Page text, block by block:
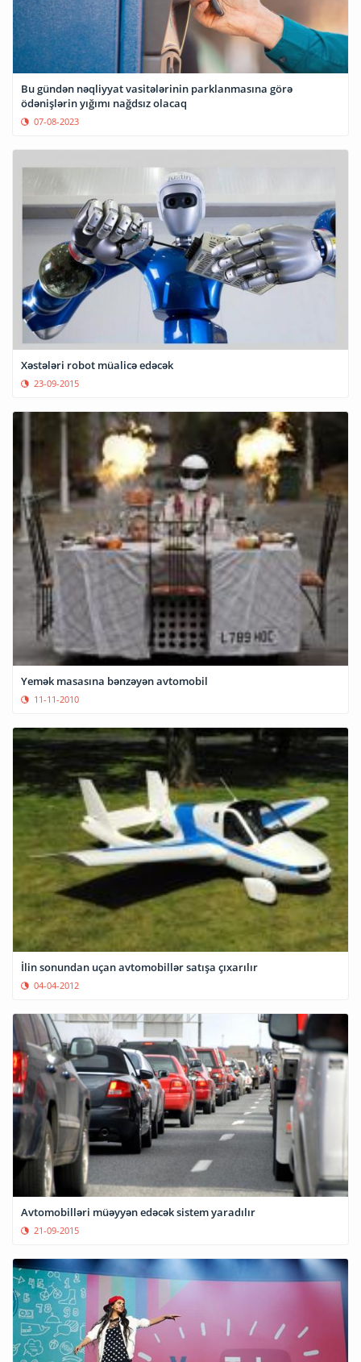
Bu gündən nəqliyyat vasitələrinin parklanmasına görə
ödənişlərin yığımı nağdsız olacaq
07-08-2023
Xəstələri robot müalicə edəcək
23-09-2015
Yemək masasına bənzəyən avtomobil
11-11-2010
İlin sonundan uçan avtomobillər satışa çıxarılır
04-04-2012
Avtomobilləri müəyyən edəcək sistem yaradılır
21-09-2015